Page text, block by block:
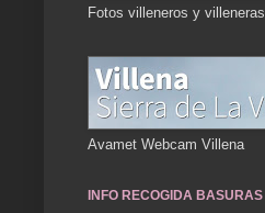
Fotos villeneros y villeneras
Avamet Webcam Villena
INFO RECOGIDA BASURAS